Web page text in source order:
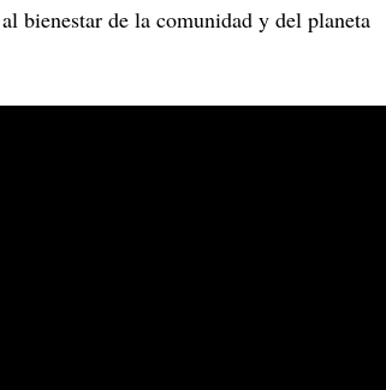
bienestar de la comunidad y del planeta